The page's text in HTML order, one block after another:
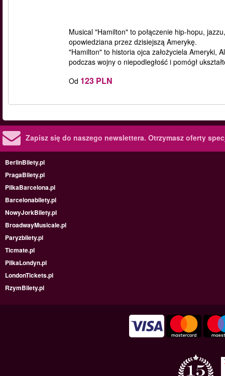
Musical "Hamilton" to połączenie hip-hopu,
opowiedziana przez dzisiejszą Amerykę.
"Hamilton" to historia ojca założyciela Ameryki,
podczas wojny o niepodległość i pomógł
Od 123 PLN
Zapisz się do naszego newslettera. Otrzymasz oferty
BerlinBilety.pl
PragaBilety.pl
PilkaBarcelona.pl
Barcelonabilety.pl
NowyJorkBilety.pl
BroadwayMusicale.pl
Paryzbilety.pl
Ticmate.pl
PilkaLondyn.pl
LondonTickets.pl
RzymBilety.pl